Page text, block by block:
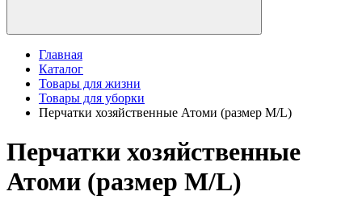
Главная
Каталог
Товары для жизни
Товары для уборки
Перчатки хозяйственные Атоми (размер M/L)
Перчатки хозяйственные
Атоми (размер M/L)